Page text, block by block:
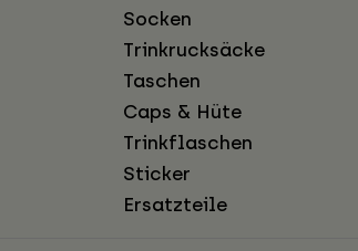
Socken
Trinkrucksäcke
Taschen
Caps & Hüte
Trinkflaschen
Sticker
Ersatzteile